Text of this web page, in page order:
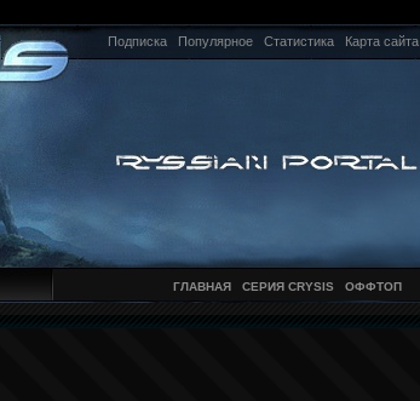
Подписка Популярное Статистика Карта сайта
ГЛАВНАЯ СЕРИЯ CRYSIS ОФФТОП